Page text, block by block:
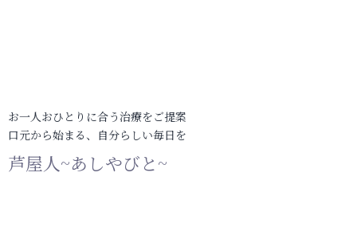
お一人おひとりに合う治療をご提案
口元から始まる、自分らしい毎日を
芦屋人~あしやびと~